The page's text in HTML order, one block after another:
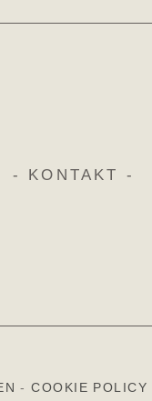
- KONTAKT -
-COOKIE POLICY